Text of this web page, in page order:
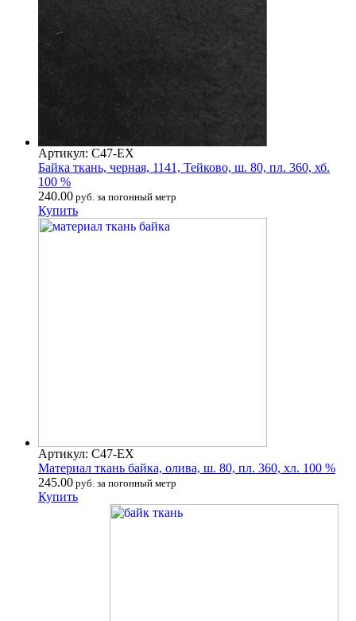
Артикул: С47-ЕХ
Байка ткань, черная, 1141, Тейково, ш. 80, пл. 360, хб.
100 %
240.00 руб. за погонный метр
Купить
Артикул: С47-ЕХ
Материал ткань байка, олива, ш. 80, пл. 360, хл. 100 %
245.00 руб. за погонный метр
Купить